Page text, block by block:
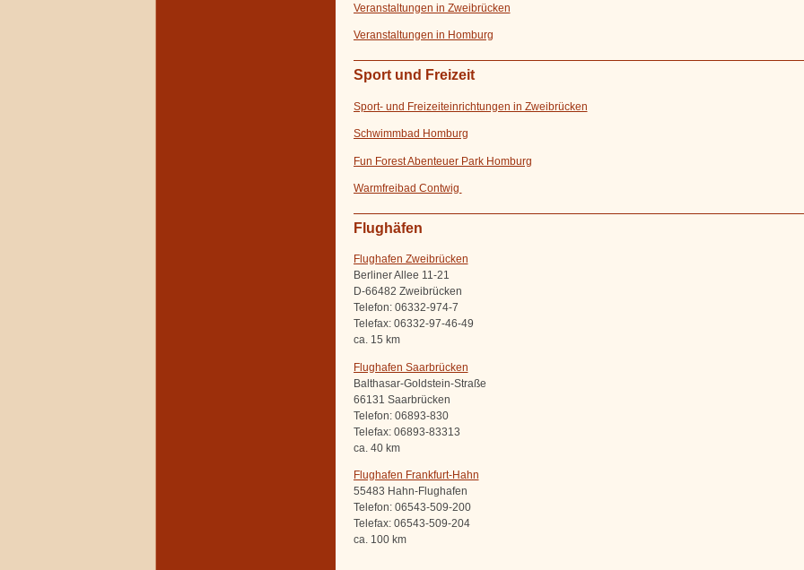
Veranstaltungen in Zweibrücken
Veranstaltungen in Homburg
Sport und Freizeit
Sport- und Freizeiteinrichtungen in Zweibrücken
Schwimmbad Homburg
Fun Forest Abenteuer Park Homburg
Warmfreibad Contwig
Flughäfen
Flughafen Zweibrücken
Berliner Allee 11-21
D-66482 Zweibrücken
Telefon: 06332-974-7
Telefax: 06332-97-46-49
ca. 15 km
Flughafen Saarbrücken
Balthasar-Goldstein-Straße
66131 Saarbrücken
Telefon: 06893-830
Telefax: 06893-83313
ca. 40 km
Flughafen Frankfurt-Hahn
55483 Hahn-Flughafen
Telefon: 06543-509-200
Telefax: 06543-509-204
ca. 100 km